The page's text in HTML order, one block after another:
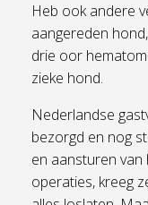
Heb ook andere
aangereden
drie oor
zieke hond.
Nederlandse
bezorgd en nog
en aansturen
operaties, kreeg